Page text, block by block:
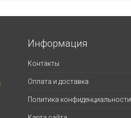
Информация
Контакты
Оплата и доставка
Политика конфиденциальности